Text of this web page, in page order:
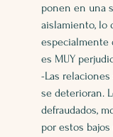
ponen en una
aislamiento, lo
especialmente
es MUY
-Las
se deterioran.
defraudados,
por estos